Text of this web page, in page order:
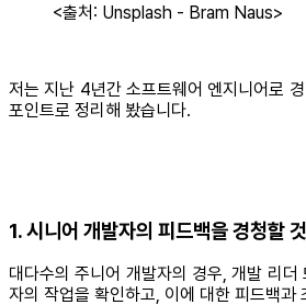
<출처: Unsplash - Bram Naus>
저는 지난 4년간 소프트웨어 엔지니어로
포인트로 정리해 봤습니다.
1. 시니어 개발자의 피드백을 경청할 것
대다수의 주니어 개발자의 경우, 개발 리
자의 작업을 확인하고, 이에 대한 피드백